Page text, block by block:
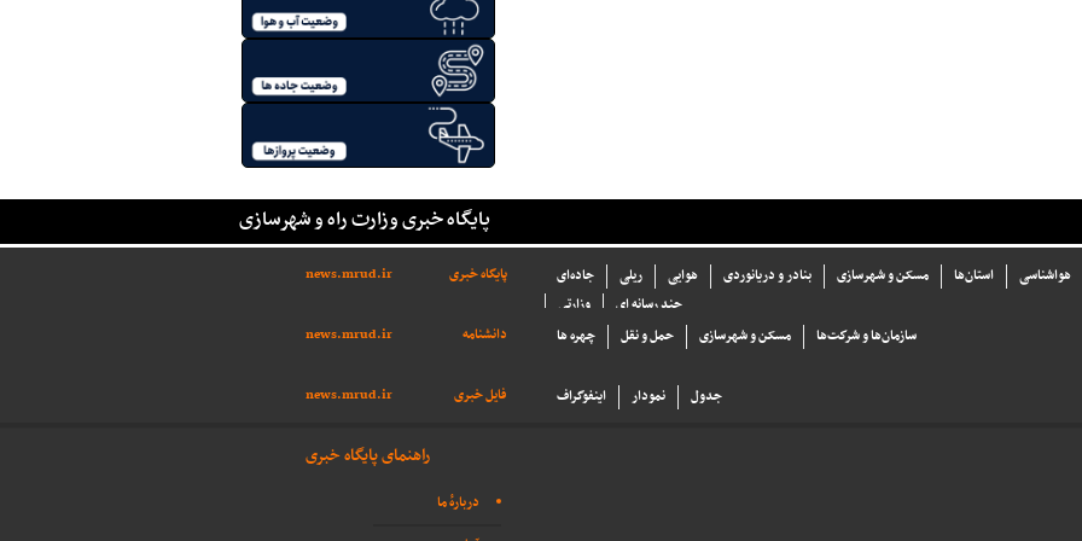
پایگاه خبری وزارت راه و شهرسازی
پایگاه خبری news.mrud.ir جاده‌ای ریلی هوایی بنادر و دریانوردی مسکن و شهرسازی استان‌ها
هواشناسی
وزارتی
چند رسانه ای
دانشنامه
news.mrud.ir چهره ها حمل و نقل مسکن و شهرسازی سازما‌ن‌ها و شركت‌ها
فایل خبری news.mrud.ir اینفوگراف نمودار جدول
راهنمای پایگاه خبری
دربارهٔ ما